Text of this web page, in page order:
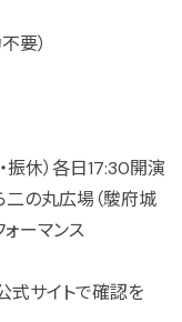
要）
・振休）各日17:30開演
二の丸広場（駿府城
ーマンス
式サイトで確認を